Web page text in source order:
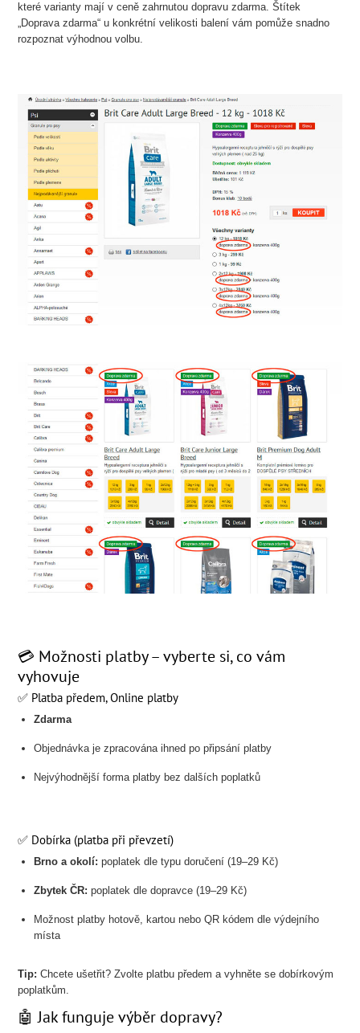
které varianty mají v ceně zahrnutou dopravu zdarma. Štítek
„Doprava zdarma“ u konkrétní velikosti balení vám pomůže snadno
rozpoznat výhodnou volbu.
💳 Možnosti platby – vyberte si, co vám
vyhovuje
✅ Platba předem, Online platby
Zdarma
Objednávka je zpracována ihned po připsání platby
Nejvýhodnější forma platby bez dalších poplatků
✅ Dobírka (platba při převzetí)
Brno a okolí: poplatek dle typu doručení (19–29 Kč)
Zbytek ČR: poplatek dle dopravce (19–29 Kč)
Možnost platby hotově, kartou nebo QR kódem dle výdejního
místa
Tip: Chcete ušetřit? Zvolte platbu předem a vyhněte se dobírkovým
poplatkům.
🤖 Jak funguje výběr dopravy?